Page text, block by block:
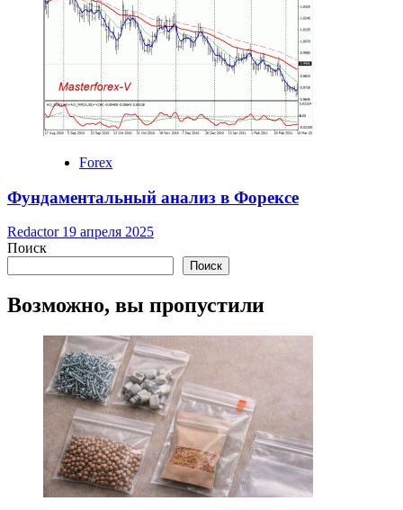
Forex
Фундаментальный анализ в Форексе
Redactor 19 апреля 2025
Поиск
Поиск
Возможно, вы пропустили